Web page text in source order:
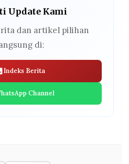
Update Kami
dan artikel pilihan
di:
Indeks Berita
Channel